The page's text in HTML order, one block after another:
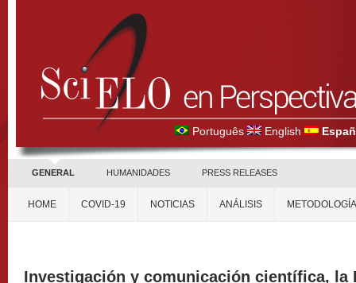
Português English
GENERAL HUMANIDADES PRESS RELEASES
HOME COVID-19 NOTICIAS ANÁLISIS METODOLOGÍA
Investigación y comunicación científica, la